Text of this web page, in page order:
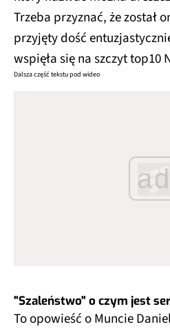
Trzeba przyznać, że został
przyjęty dość
wspięła się na szczyt top10
Dalsza część tekstu pod wideo
ad
"Szaleństwo" o czym jest
To opowieść o Muncie